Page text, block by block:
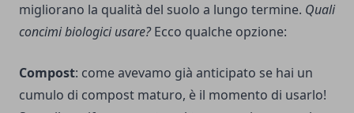
migliorano la qualità del suolo a lungo termine. Quali
concimi biologici usare?Ecco qualche opzione:
Compost: come avevamo già anticipato se hai un
cumulo di compost maturo, è il momento di usarlo!